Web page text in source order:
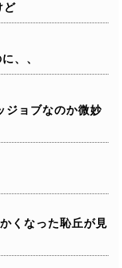
ど
、、
ジョブなのか微妙
くなった恥丘が見